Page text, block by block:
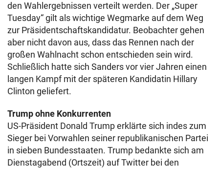
den Wahlergebnissen verteilt werden. Der „Super
Tuesday“ gilt als wichtige Wegmarke auf dem Weg
zur Präsidentschaftskandidatur. Beobachter gehen
aber nicht davon aus, dass das Rennen nach der
großen Wahlnacht schon entschieden sein wird.
Schließlich hatte sich Sanders vor vier Jahren einen
langen Kampf mit der späteren Kandidatin Hillary
Clinton geliefert.
Trump ohne Konkurrenten
US-Präsident Donald Trump erklärte sich indes zum
Sieger bei Vorwahlen seiner republikanischen Partei
in sieben Bundesstaaten. Trump bedankte sich am
Dienstagabend (Ortszeit) auf Twitter bei den